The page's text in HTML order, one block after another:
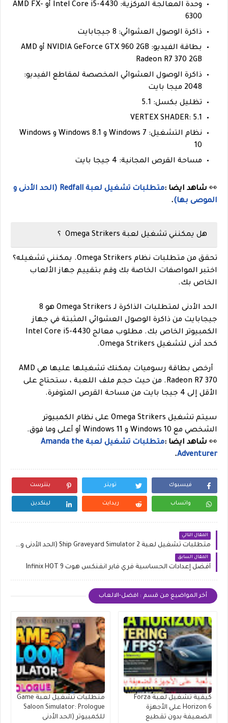
وحدة المعالجة المركزية: Intel Core i5-4430 أو AMD FX-
6300
ذاكرة الوصول العشوائي: 8 جيجابايت
بطاقة الفيديو: NVIDIA GeForce GTX 960 2GB أو AMD
Radeon R7 370 2GB
ذاكرة الوصول العشوائي المخصصة لمقاطع الفيديو:
2048 ميجا بايت
تظليل بكسل: 5.1
VERTEX SHADER: 5.1
نظام التشغيل: Windows 7 و Windows 8.1 و Windows
10
مساحة القرص المجانية: 4 جيجا بايت
👀 شاهد ايضا :
متطلبات تشغيل لعبة Redfall (الحد الأدنى و
الموصى بها).
هل يمكنني تشغيل لعبة Omega Strikers ؟
تحقق من متطلبات نظام Omega Strikers. يمكنني تشغيله؟
اختبر المواصفات الخاصة بك وقم بتقييم جهاز الألعاب
الخاص بك.
الحد الأدنى لمتطلبات الذاكرة لـ Omega Strikers هو 8
جيجابايت من ذاكرة الوصول العشوائي المثبتة في جهاز
الكمبيوتر الخاص بك. مطلوب معالج Intel Core i5-4430
كحد أدنى لتشغيل Omega Strikers.
أرخص بطاقة رسوميات يمكنك تشغيلها عليها هي AMD
Radeon R7 370. من حيث حجم ملف اللعبة ، ستحتاج على
الأقل إلى 4 جيجا بايت من مساحة القرص المتوفرة.
سيتم تشغيل Omega Strikers على نظام الكمبيوتر
الشخصي مع Windows 10 و Windows 11 أو أعلى وما فوق.
👀 شاهد ايضا :
متطلبات تشغيل لعبة Amanda the
Adventurer
.
فيسبوك تويتر بنترست
واتساب ريدايت لينكدين
المقال التالي
متطلبات تشغيل لعبة Ship Graveyard Simulator 2 (الحد الأدنى و الموصى بها)
المقال السابق
أفضل إعدادات الحساسية فري فاير انفنكس هوت Infinix HOT 9
أخر المواضيع من قسم : افضل-الالعاب
كيفية تشغيل لعبة Forza
Horizon 6 على الأجهزة
الضعيفة بدون تقطيع
متطلبات تشغيل لعبة Game
Saloon Simulator: Prologue
للكمبيوتر (الحد الأدنى